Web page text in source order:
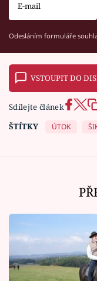
Odesláním formuláře
VSTOUPIT DO
Sdílejte článek
ŠTÍTKY
ÚTOK